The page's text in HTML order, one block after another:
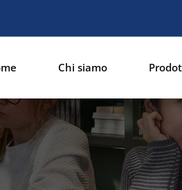
Chi siamo